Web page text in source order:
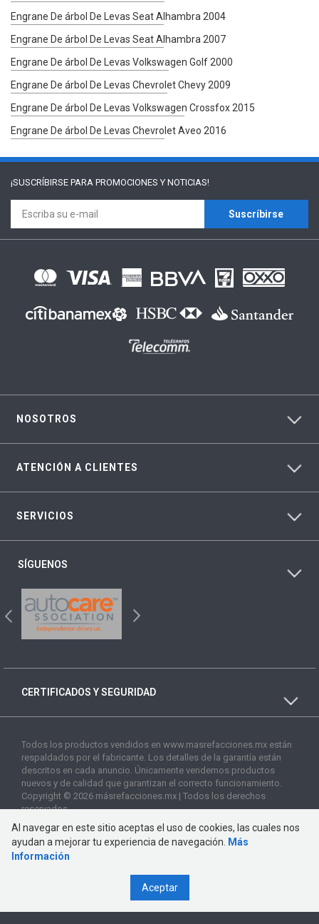
Engrane De árbol De Levas Seat Alhambra 2004
Engrane De árbol De Levas Seat Alhambra 2007
Engrane De árbol De Levas Volkswagen Golf 2000
Engrane De árbol De Levas Chevrolet Chevy 2009
Engrane De árbol De Levas Volkswagen Crossfox 2015
Engrane De árbol De Levas Chevrolet Aveo 2016
¡SUSCRÍBIRSE PARA PROMOCIONES Y NOTICIAS!
Suscríbirse
NOSOTROS
ATENCIÓN A CLIENTES
SERVICIOS
SÍGUENOS
CERTIFICADOS Y SEGURIDAD
Todos los productos vendidos en www.masrefacciones.mx están
respaldados por el fabricante. Los detalles de la garantía están
descritos en cada anuncio. Únicamente vendemos productos
nuevos y de calidad que garantizan el correcto funcionamiento.
Copyright © 2026 másrefacciones.mx | Todos los derechos
reservados
Al navegar en este sitio aceptas el uso de cookies, las cuales nos
ayudan a mejorar tu experiencia de navegación.
Más
Información
Aceptar